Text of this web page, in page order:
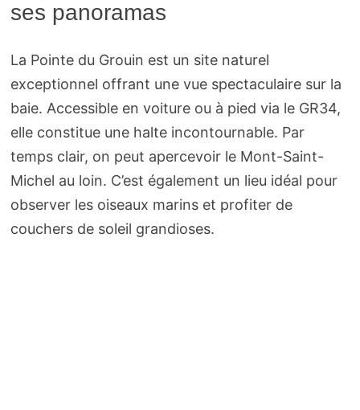
ses panoramas
La Pointe du Grouin est un site naturel
exceptionnel offrant une vue spectaculaire sur la
baie. Accessible en voiture ou à pied via le GR34,
elle constitue une halte incontournable. Par
temps clair, on peut apercevoir le Mont-Saint-
Michel au loin. C’est également un lieu idéal pour
observer les oiseaux marins et profiter de
couchers de soleil grandioses.